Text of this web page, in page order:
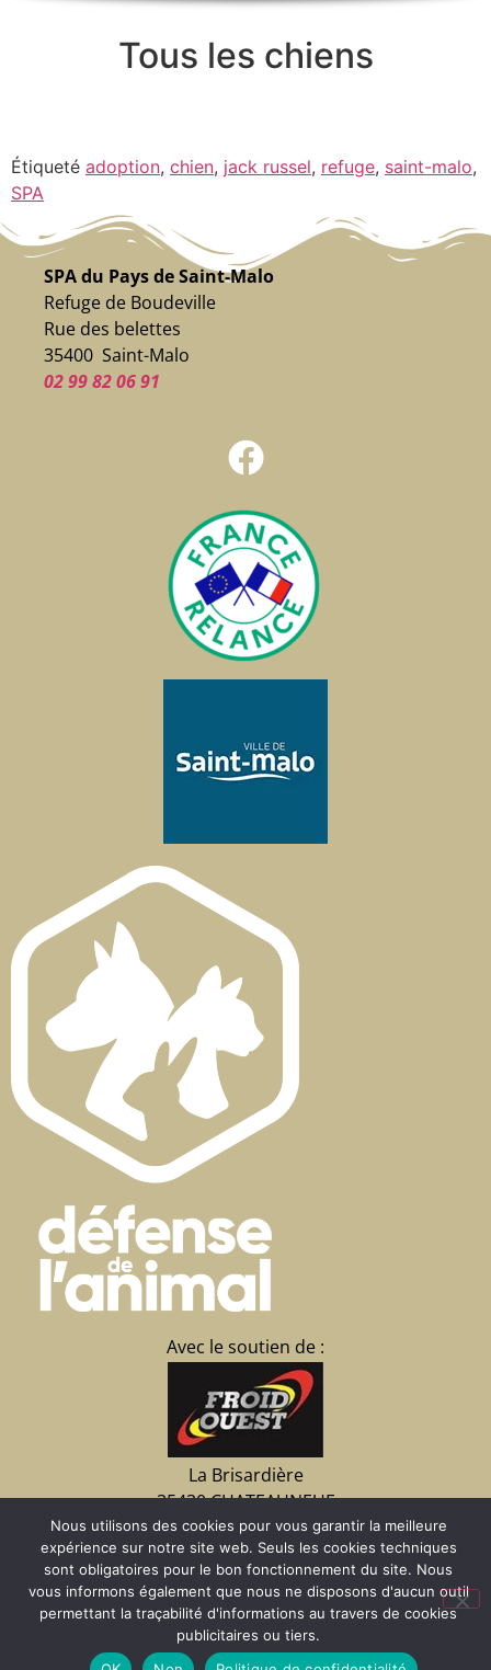
Tous les chiens
Étiqueté adoption, chien, jack russel, refuge, saint-malo,
SPA
SPA du Pays de Saint-Malo
Refuge de Boudeville
Rue des belettes
35400 Saint-Malo
02 99 82 06 91
Avec le soutien de :
La Brisardière
35430 CHATEAUNEUF
d’Ille et Vilaine
02 23 15 07 09
Faire un don
Nous utilisons des cookies pour vous garantir la meilleure
expérience sur notre site web. Seuls les cookies techniques
sont obligatoires pour le bon fonctionnement du site. Nous
vous informons également que nous ne disposons d'aucun outil
permettant la traçabilité d'informations au travers de cookies
publicitaires ou tiers.